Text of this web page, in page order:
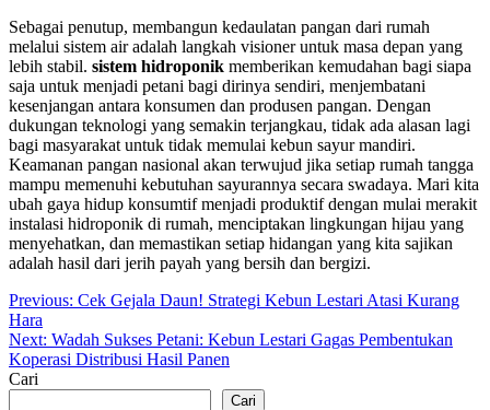
Sebagai penutup, membangun kedaulatan pangan dari rumah
melalui sistem air adalah langkah visioner untuk masa depan yang
lebih stabil. sistem hidroponik memberikan kemudahan bagi siapa
saja untuk menjadi petani bagi dirinya sendiri, menjembatani
kesenjangan antara konsumen dan produsen pangan. Dengan
dukungan teknologi yang semakin terjangkau, tidak ada alasan lagi
bagi masyarakat untuk tidak memulai kebun sayur mandiri.
Keamanan pangan nasional akan terwujud jika setiap rumah tangga
mampu memenuhi kebutuhan sayurannya secara swadaya. Mari kita
ubah gaya hidup konsumtif menjadi produktif dengan mulai merakit
instalasi hidroponik di rumah, menciptakan lingkungan hijau yang
menyehatkan, dan memastikan setiap hidangan yang kita sajikan
adalah hasil dari jerih payah yang bersih dan bergizi.
Navigasi
pos
Previous: Cek Gejala Daun! Strategi Kebun Lestari Atasi Kurang
Hara
Next: Wadah Sukses Petani: Kebun Lestari Gagas Pembentukan
Koperasi Distribusi Hasil Panen
Cari
Cari